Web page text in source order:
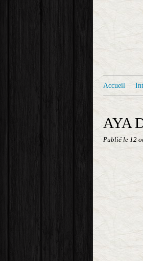
Accueil
AYA
Publié le 12